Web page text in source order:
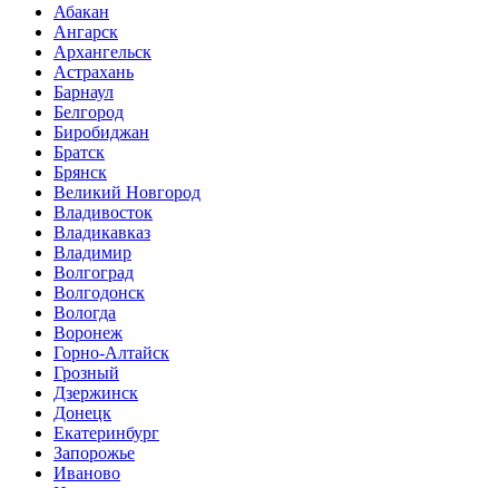
Абакан
Ангарск
Архангельск
Астрахань
Барнаул
Белгород
Биробиджан
Братск
Брянск
Великий Новгород
Владивосток
Владикавказ
Владимир
Волгоград
Волгодонск
Вологда
Воронеж
Горно-Алтайск
Грозный
Дзержинск
Донецк
Екатеринбург
Запорожье
Иваново